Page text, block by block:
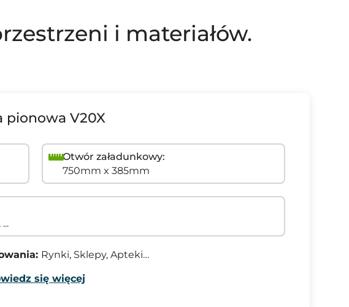
i materiałów.
pionowa V20X
Otwór załadunkowy:
750mm x 385mm
Rynki, Sklepy, Apteki…
się więcej